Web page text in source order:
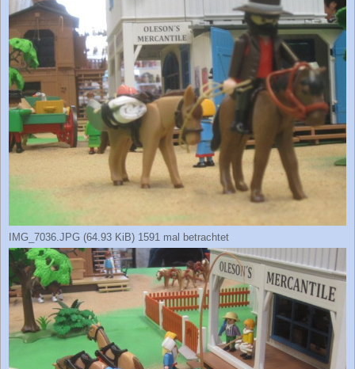
IMG_7036.JPG (64.93 KiB) 1591 mal betrachtet